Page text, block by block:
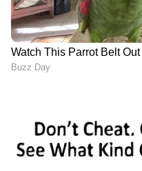
മുഖ്യമന്ത്രി
വിജയ്‍ക്കെതിരെ ബിജെപി
രം​ഗത്ത്